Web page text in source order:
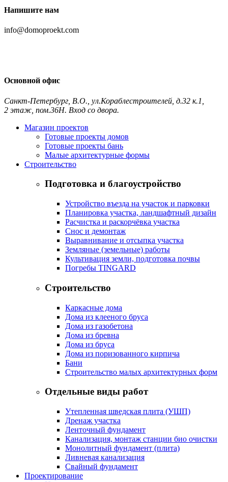
Напишите нам
info@domoproekt.com
Основной офис
Санкт-Петербург В.О., ул.Кораблестроителей, д.32 к.1,
2 этаж, пом.36Н. Вход со двора.
Магазин проектов
Готовые проекты домов
Готовые проекты бань
Малые архитектурные формы
Строительство
Подготовка и благоустройство
Устройство въезда на участок и парковки
Планировка участка, ландшафтный дизайн
Расчистка и раскорчёвка участка
Снос и демонтаж
Выравнивание и отсыпка участка
Земляные (земельные) работы
Культивация земли, подготовка почвы
Погребы TINGARD
Строительство
Каркасные дома
Дома из клееного бруса
Дома из газобетона
Дома из бревна
Дома из бруса
Дома из поризованного кирпича
Бани
Строительство малых архитектурных форм
Отдельные виды работ
Утепленная шведская плита (УШП)
Дренаж участка
Ленточный фундамент
Канализация, монтаж станции био очистки
Монолитный фундамент (плита)
Ливневая канализация
Свайный фундамент
Проектирование